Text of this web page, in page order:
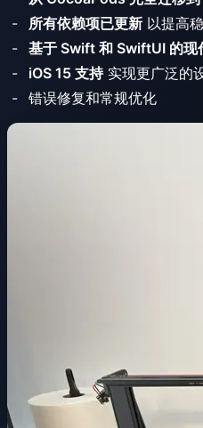
所有依赖项已更新 以提高
基于 Swift 和 SwiftUI 的现
iOS 15 支持实现更广泛的
错误修复和常规优化